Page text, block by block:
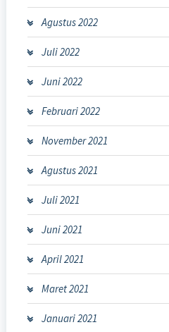
Agustus 2022
Juli 2022
Juni 2022
Februari 2022
November 2021
Agustus 2021
Juli 2021
Juni 2021
April 2021
Maret 2021
Januari 2021